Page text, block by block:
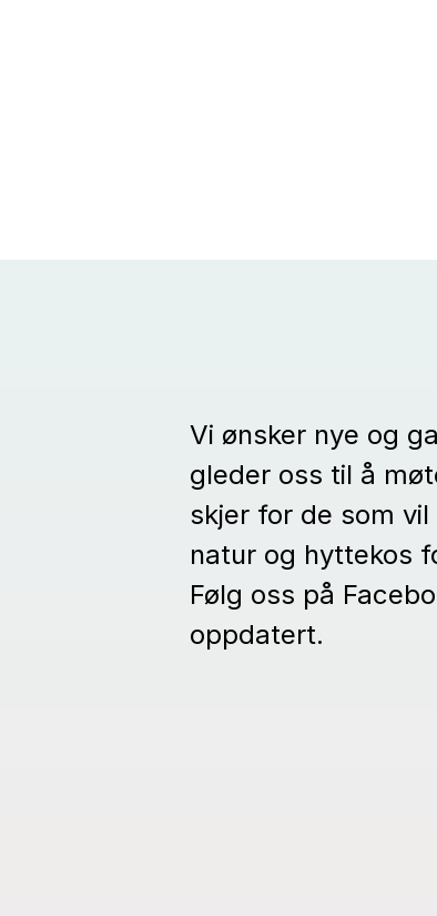
Vi ønsker nye og
gleder oss til å
skjer for de som
natur og hyttekos
Følg oss på
oppdatert.